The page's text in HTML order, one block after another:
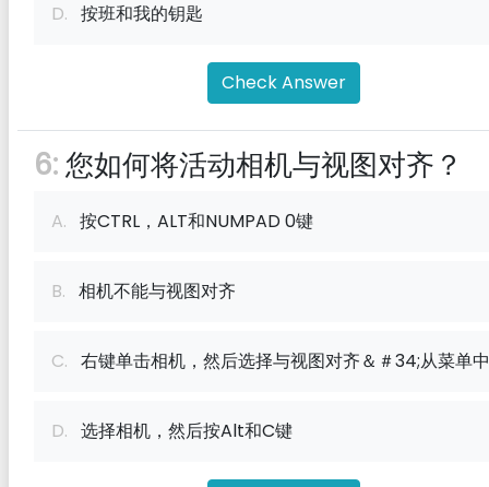
D. 按班和我的钥匙
Check Answer
6:您如何将活动相机与视图对齐？
A. 按CTRL，ALT和NUMPAD 0键
B. 相机不能与视图对齐
C. 右键单击相机，然后选择与视图对齐＆＃34;从菜单中
D. 选择相机，然后按Alt和C键